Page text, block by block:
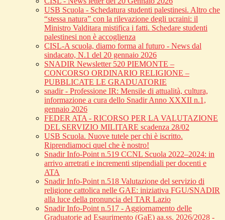
USB Scuola - Schedatura studenti palestinesi. Altro che
“stessa natura” con la rilevazione degli ucraini: il
Ministro Valditara mistifica i fatti. Schedare studenti
palestinesi non è accoglienza
CISL-A scuola, diamo forma al futuro - News dal
sindacato, N.1 del 20 gennaio 2026
SNADIR Newsletter 520 PIEMONTE –
CONCORSO ORDINARIO RELIGIONE –
PUBBLICATE LE GRADUATORIE
snadir - Professione IR: Mensile di attualità, cultura,
informazione a cura dello Snadir Anno XXXII n.1,
gennaio 2026
FEDER ATA - RICORSO PER LA VALUTAZIONE
DEL SERVIZIO MILITARE scadenza 28/02
USB Scuola. Nuove tutele per chi è iscritto.
Riprendiamoci quel che è nostro!
Snadir Info-Point n.519 CCNL Scuola 2022–2024: in
arrivo arretrati e incrementi stipendiali per docenti e
ATA
Snadir Info-Point n.518 Valutazione del servizio di
religione cattolica nelle GAE: iniziativa FGU/SNADIR
alla luce della pronuncia del TAR Lazio
Snadir Info-Point n.517 - Aggiornamento delle
Graduatorie ad Esaurimento (GaE) aa.ss. 2026/2028 -